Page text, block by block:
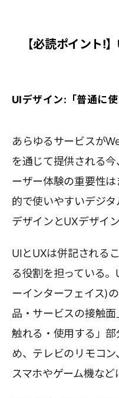
【必読ポイント!
UIデザイン:「普通に
あらゆるサービスが
を通じて提供される
ーザー体験の重要性
的で使いやすいデジ
デザインとUXデザイ
UIとUXは併記される
る役割を担っている
ーインターフェイス)
品・サービスの接触
触れる・使用する」
め、テレビのリモコン
スマホやゲーム機など